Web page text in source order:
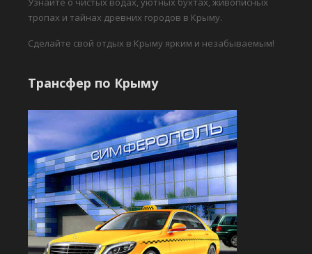
тропах и тайнах древних городов в Крыму.
Сделайте свой отдых в Крыму ярким и незабываемым!
Трансфер по Крыму